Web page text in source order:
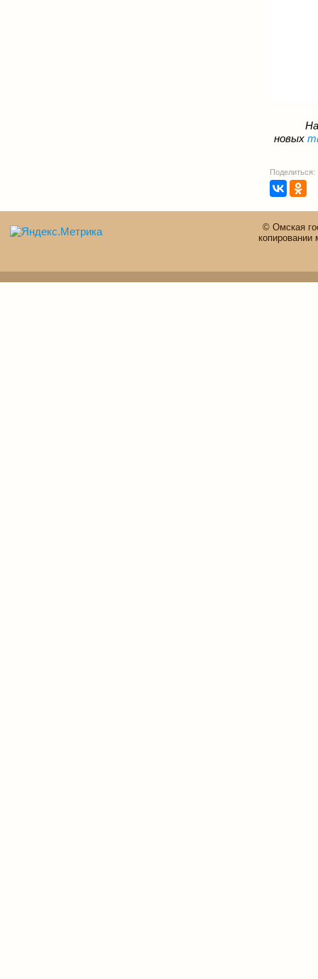
новых
Поделиться:
© Омская
копировании